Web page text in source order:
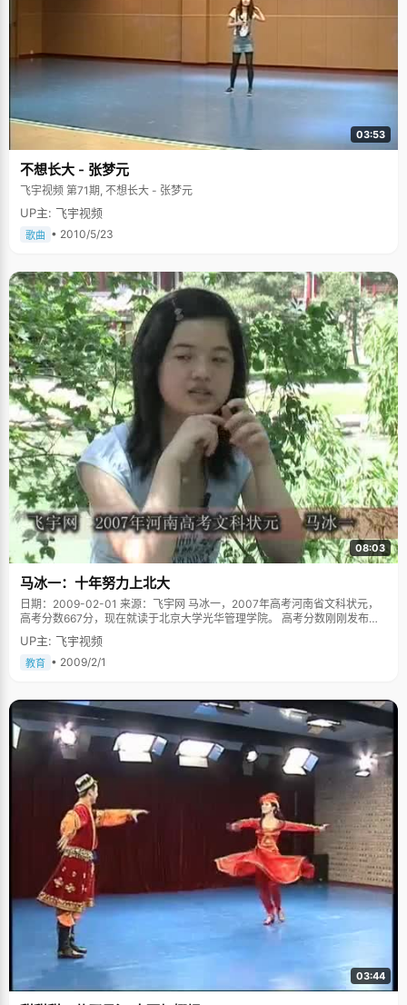
03:53
不想长大 - 张梦元
飞宇视频 第71期, 不想长大 - 张梦元
UP主: 飞宇视频
歌曲 • 2010/5/23
08:03
马冰一：十年努力上北大
日期：2009-02-01 来源：飞宇网 马冰一，2007年高考河南省文科状元，
高考分数667分，现在就读于北京大学光华管理学院。 高考分数刚刚发布的
时候，校长给马冰一打电话恭喜她以667分的成绩，考了市里的状元。马冰
一兴奋的想，考北大是没有问题了，但是心里有些嘀咕，万一能进光华，自
己一个市状元，别人都是省状元，跟别人差一大截呢。隔了半个小时，校长
身份。 为上北大做足功课 小时候，马冰一跟爸爸来北京旅游，走过波光微澜
的未名湖，静谧葱绿的静园草坪，气势恢宏的北大图书馆，感觉这个是"很美
的花园"，北大的印象深刻的印在了小冰一的脑海里，加上爸爸在一旁的指
引，马冰一把上北京大学读书当成了自己的梦想。 这个梦想在高中的时候变
得更加清晰起来。高一上电脑课，马冰一到网站的校园频道找文章，无意看
到了北大的招生网，北京大学那古香古色的西门立即引起了马冰一对北京大
学的强烈渴望，"那次电脑课以后，我考北大的想法更加坚定了"。 刚进高中
的时候，马冰一的成绩在年级仅排在100名左右，要考北大就得付出比别人
更多的努力，"那时候，我为了怕自己走神，就把北大写在手心里，每次松懈
下来想偷懒的饿时候就看一眼，激励自己，后来还用小纸条将北大贴在比较
显眼的地方，时刻提醒自己要努力"，马冰一说，"后来，大家都知道我要考
北大了，我抱着北大的信念进入了文科班。"在自己的不懈努力下，马冰一的
成绩一步一步的好起来，从原来的100名到十几名，到最后的前几名。 马冰
一打听到北京大学有自主招生的名额，但是需要成绩很好或者竞赛得奖，为
了争取到这个难得的机会，她特意跑去找老师要求参加一般是理科生参加
的"地理奥赛"。"那时候准备得特别的认真、努力，天天背地图，连非洲特别
小的国家也能背出来，加上平时基础比较好，答题速度又快，在考试的时候
得心应手，成绩还不错，"马冰一承认自己参加地理奥赛纯属动机不纯，"后
来得奖了，终于拿到了到北大参加自主招生的名额"。顺利通过北大的自主招
生，有了加分在手，马冰一对考北大更加有信心和动力了，不过考状元确是
UP主: 飞宇视频
教育 • 2009/2/1
03:44